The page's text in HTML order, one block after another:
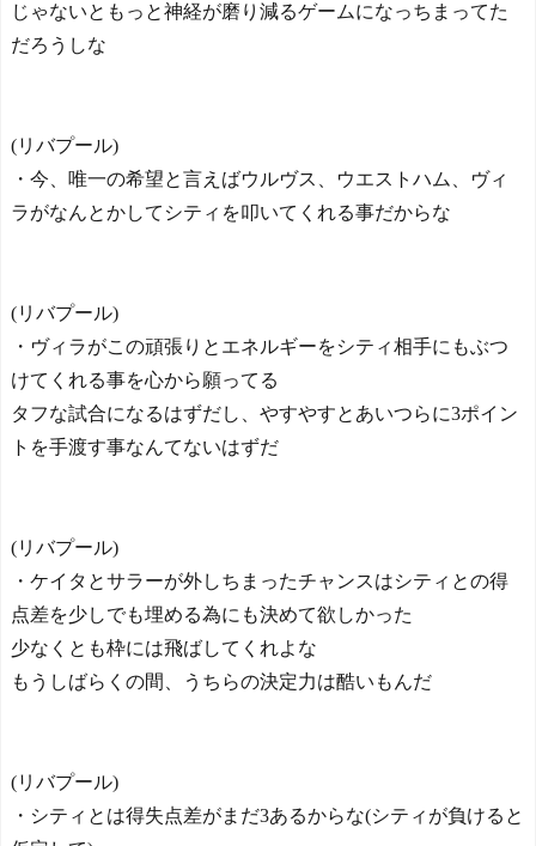
じゃないともっと神経が磨り減るゲームになっちまってた
だろうしな
(リバプール)
・今、唯一の希望と言えばウルヴス、ウエストハム、ヴィ
ラがなんとかしてシティを叩いてくれる事だからな
(リバプール)
・ヴィラがこの頑張りとエネルギーをシティ相手にもぶつ
けてくれる事を心から願ってる
タフな試合になるはずだし、やすやすとあいつらに3ポイン
トを手渡す事なんてないはずだ
(リバプール)
・ケイタとサラーが外しちまったチャンスはシティとの得
点差を少しでも埋める為にも決めて欲しかった
少なくとも枠には飛ばしてくれよな
もうしばらくの間、うちらの決定力は酷いもんだ
(リバプール)
・シティとは得失点差がまだ3あるからな(シティが負けると